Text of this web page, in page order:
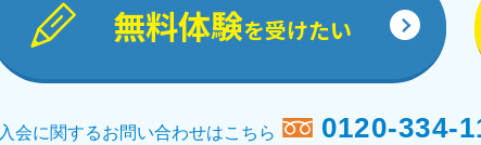
無料体験を受けたい
入会に関するお問い合わせはこちら 0120-334-